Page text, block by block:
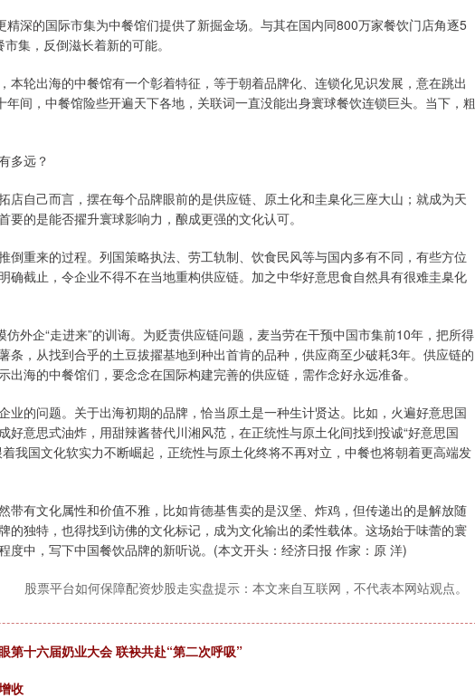
精深的国际市集为中餐馆们提供了新掘金场。与其在国内同800万家餐饮门店角逐5
集，反倒滋长着新的可能。
本轮出海的中餐馆有一个彰着特征，等于朝着品牌化、连锁化见识发展，意在跳出
年间，中餐馆险些开遍天下各地，关联词一直没能出身寰球餐饮连锁巨头。当下，粗
多远？
店自己而言，摆在每个品牌眼前的是供应链、原土化和圭臬化三座大山；就成为天
的是能否擢升寰球影响力，酿成更强的文化认可。
倒重来的过程。列国策略执法、劳工轨制、饮食民风等与国内多有不同，有些方位
确截止，令企业不得不在当地重构供应链。加之中华好意思食自然具有很难圭臬化
仿外企“走进来”的训诲。为贬责供应链问题，麦当劳在干预中国市集前10年，把所得
条，从找到合乎的土豆拔擢基地到种出首肯的品种，供应商至少破耗3年。供应链的
海的中餐馆们，要念念在国际构建完善的供应链，需作念好永远准备。
业的问题。关于出海初期的品牌，恰当原土是一种生计贤达。比如，火遍好意思国
好意思式油炸，用甜辣酱替代川湘风范，在正统性与原土化间找到投诚“好意思国
我国文化软实力不断崛起，正统性与原土化终将不再对立，中餐也将朝着更高端发
带有文化属性和价值不雅，比如肯德基售卖的是汉堡、炸鸡，但传递出的是解放随
的独特，也得找到访佛的文化标记，成为文化输出的柔性载体。这场始于味蕾的寰
度中，写下中国餐饮品牌的新听说。(本文开头：经济日报 作家：原 洋)
股票平台如何保障配资炒股走实盘提示：本文来自互联网，不代表本网站观点。
第十六届奶业大会 联袂共赴“第二次呼吸”
收